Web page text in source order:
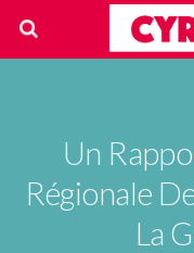
Un
Régionale
La